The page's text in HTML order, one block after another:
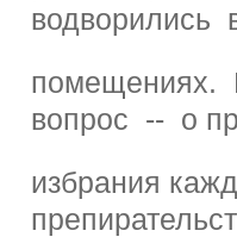
водворились
помещениях.
вопрос -- о
избрания